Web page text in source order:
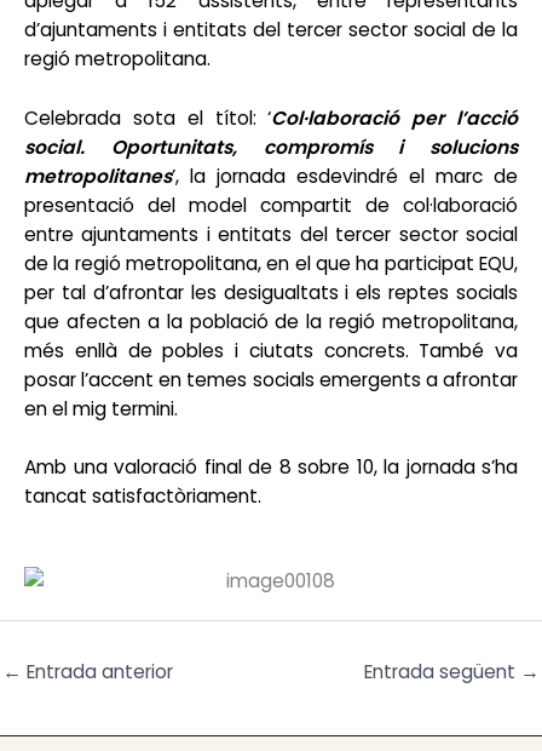
d’ajuntaments i entitats del tercer sector social de la
regió metropolitana.
Celebrada sota el títol: ‘Col·laboració per l’acció
social. Oportunitats, compromís i solucions
metropolitanes’, la jornada esdevindré el marc de
presentació del model compartit de col·laboració
entre ajuntaments i entitats del tercer sector social
de la regió metropolitana, en el que ha participat EQU,
per tal d’afrontar les desigualtats i els reptes socials
que afecten a la població de la regió metropolitana,
més enllà de pobles i ciutats concrets. També va
posar l’accent en temes socials emergents a afrontar
en el mig termini.
Amb una valoració final de 8 sobre 10, la jornada s’ha
tancat satisfactòriament.
← Entrada anterior Entrada següent →